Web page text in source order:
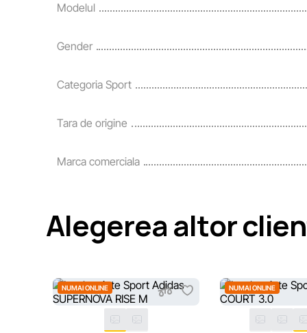
Modelul
Gender
Categoria Sport
Tara de origine
Marca comerciala
Alegerea altor
NUMAI ONLINE NUMAI ONLINE